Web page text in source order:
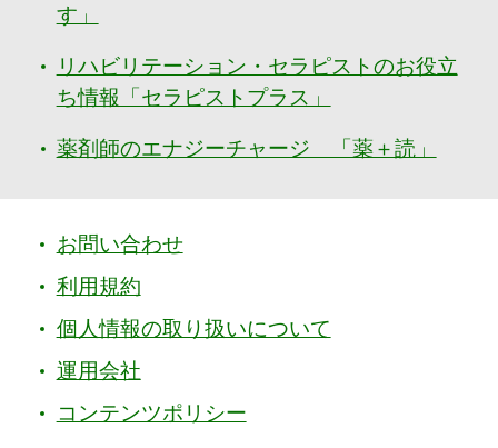
す」
リハビリテーション・セラピストのお役立
ち情報「セラピストプラス」
薬剤師のエナジーチャージ 「薬＋読」
お問い合わせ
利用規約
個人情報の取り扱いについて
運用会社
コンテンツポリシー